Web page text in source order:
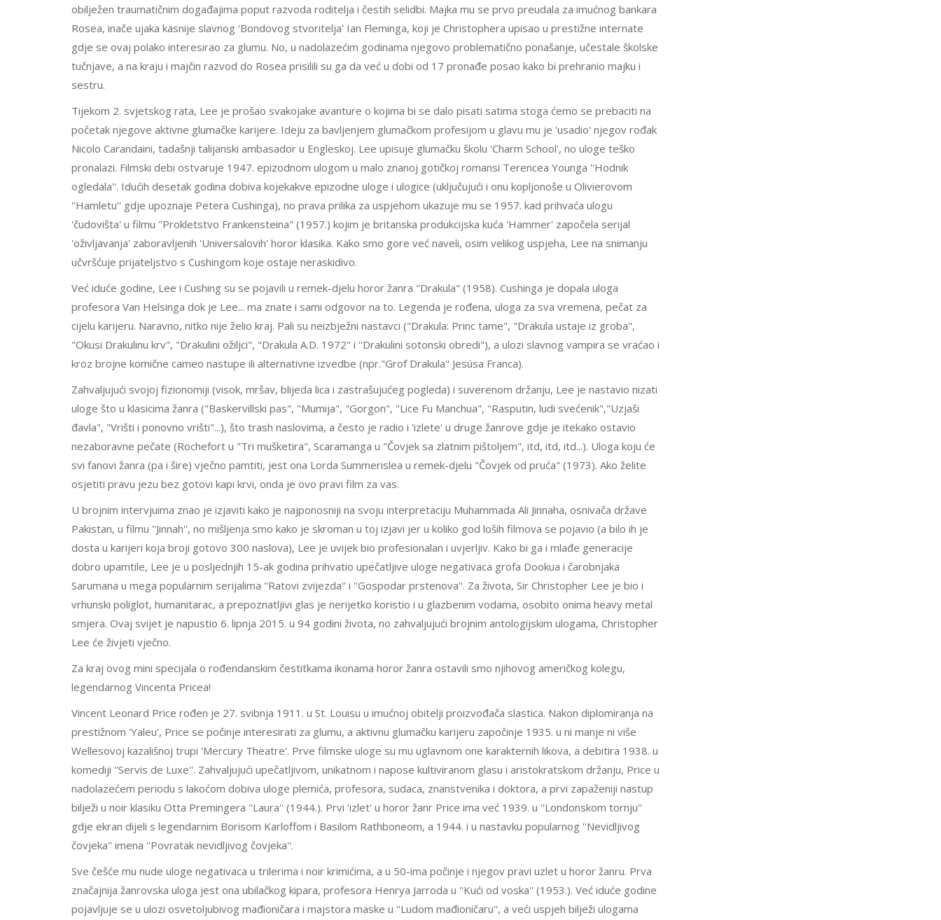
obilježen traumatičnim događajima poput razvoda roditelja i čestih selidbi. Majka mu se prvo preudala za imućnog bankara
Rosea, inače ujaka kasnije slavnog 'Bondovog stvoritelja' Ian Fleminga, koji je Christophera upisao u prestižne internate
gdje se ovaj polako interesirao za glumu. No, u nadolazećim godinama njegovo problematično ponašanje, učestale školske
tučnjave, a na kraju i majčin razvod do Rosea prisilili su ga da već u dobi od 17 pronađe posao kako bi prehranio majku i
sestru.
Tijekom 2. svjetskog rata, Lee je prošao svakojake avanture o kojima bi se dalo pisati satima stoga ćemo se prebaciti na
početak njegove aktivne glumačke karijere. Ideju za bavljenjem glumačkom profesijom u glavu mu je 'usadio' njegov rođak
Nicolo Carandaini, tadašnji talijanski ambasador u Engleskoj. Lee upisuje glumačku školu 'Charm School', no uloge teško
pronalazi. Filmski debi ostvaruje 1947. epizodnom ulogom u malo znanoj gotičkoj romansi Terencea Younga ''Hodnik
ogledala''. Idućih desetak godina dobiva kojekakve epizodne uloge i ulogice (uključujući i onu kopljonoše u Olivierovom
''Hamletu'' gdje upoznaje Petera Cushinga), no prava prilika za uspjehom ukazuje mu se 1957. kad prihvaća ulogu
'čudovišta' u filmu "Prokletstvo Frankensteina" (1957.) kojim je britanska produkcijska kuća 'Hammer' započela serijal
'oživljavanja' zaboravljenih 'Universalovih' horor klasika. Kako smo gore već naveli, osim velikog uspjeha, Lee na snimanju
učvršćuje prijateljstvo s Cushingom koje ostaje neraskidivo.
Već iduće godine, Lee i Cushing su se pojavili u remek-djelu horor žanra "Drakula" (1958). Cushinga je dopala uloga
profesora Van Helsinga dok je Lee... ma znate i sami odgovor na to. Legenda je rođena, uloga za sva vremena, pečat za
cijelu karijeru. Naravno, nitko nije želio kraj. Pali su neizbježni nastavci ("Drakula: Princ tame", "Drakula ustaje iz groba",
"Okusi Drakulinu krv", "Drakulini ožiljci", "Drakula A.D. 1972" i ''Drakulini sotonski obredi"), a ulozi slavnog vampira se vraćao i
kroz brojne komične cameo nastupe ili alternativne izvedbe (npr."Grof Drakula" Jesúsa Franca).
Zahvaljujući svojoj fizionomiji (visok, mršav, blijeda lica i zastrašujućeg pogleda) i suverenom držanju, Lee je nastavio nizati
uloge što u klasicima žanra ("Baskervillski pas", "Mumija", "Gorgon", "Lice Fu Manchua", "Rasputin, ludi svećenik","Uzjaši
đavla", "Vrišti i ponovno vrišti"...), što trash naslovima, a često je radio i 'izlete' u druge žanrove gdje je itekako ostavio
nezaboravne pečate (Rochefort u "Tri mušketira", Scaramanga u "Čovjek sa zlatnim pištoljem", itd, itd, itd...). Uloga koju će
svi fanovi žanra (pa i šire) vječno pamtiti, jest ona Lorda Summerislea u remek-djelu "Čovjek od pruća" (1973). Ako želite
osjetiti pravu jezu bez gotovi kapi krvi, onda je ovo pravi film za vas.
U brojnim intervjuima znao je izjaviti kako je najponosniji na svoju interpretaciju Muhammada Ali Jinnaha, osnivača države
Pakistan, u filmu ''Jinnah'', no mišljenja smo kako je skroman u toj izjavi jer u koliko god loših filmova se pojavio (a bilo ih je
dosta u karijeri koja broji gotovo 300 naslova), Lee je uvijek bio profesionalan i uvjerljiv. Kako bi ga i mlađe generacije
dobro upamtile, Lee je u posljednjih 15-ak godina prihvatio upečatljive uloge negativaca grofa Dookua i čarobnjaka
Sarumana u mega popularnim serijalima ''Ratovi zvijezda'' i ''Gospodar prstenova''. Za života, Sir Christopher Lee je bio i
vrhunski poliglot, humanitarac, a prepoznatljivi glas je nerijetko koristio i u glazbenim vodama, osobito onima heavy metal
smjera. Ovaj svijet je napustio 6. lipnja 2015. u 94 godini života, no zahvaljujući brojnim antologijskim ulogama, Christopher
Lee će živjeti vječno.
Za kraj ovog mini specijala o rođendanskim čestitkama ikonama horor žanra ostavili smo njihovog američkog kolegu,
legendarnog Vincenta Pricea!
Vincent Leonard Price rođen je 27. svibnja 1911. u St. Louisu u imućnoj obitelji proizvođača slastica. Nakon diplomiranja na
prestižnom 'Yaleu', Price se počinje interesirati za glumu, a aktivnu glumačku karijeru započinje 1935. u ni manje ni više
Wellesovoj kazališnoj trupi 'Mercury Theatre'. Prve filmske uloge su mu uglavnom one karakternih likova, a debitira 1938. u
komediji ''Servis de Luxe''. Zahvaljujući upečatljivom, unikatnom i napose kultiviranom glasu i aristokratskom držanju, Price u
nadolazećem periodu s lakoćom dobiva uloge plemića, profesora, sudaca, znanstvenika i doktora, a prvi zapaženiji nastup
bilježi u noir klasiku Otta Premingera ''Laura'' (1944.). Prvi 'izlet' u horor žanr Price ima već 1939. u ''Londonskom tornju''
gdje ekran dijeli s legendarnim Borisom Karloffom i Basilom Rathboneom, a 1944. i u nastavku popularnog ''Nevidljivog
čovjeka'' imena ''Povratak nevidljivog čovjeka''.
Sve češće mu nude uloge negativaca u trilerima i noir krimićima, a u 50-ima počinje i njegov pravi uzlet u horor žanru. Prva
značajnija žanrovska uloga jest ona ubilačkog kipara, profesora Henrya Jarroda u ''Kući od voska'' (1953.). Već iduće godine
pojavljuje se u ulozi osvetoljubivog mađioničara i majstora maske u ''Ludom mađioničaru'', a veći uspjeh bilježi ulogama